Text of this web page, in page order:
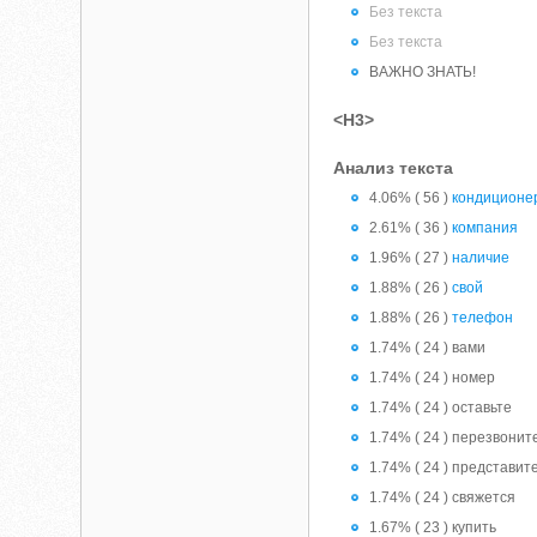
Без текста
Без текста
ВАЖНО ЗНАТЬ!
<H3>
Анализ текста
4.06% ( 56 )
2.61% ( 36 )компания
1.96% ( 27 )наличие
1.88% ( 26 )свой
1.88% ( 26 )телефон
1.74% ( 24 ) вами
1.74% ( 24 ) номер
1.74% ( 24 ) оставьте
1.74% ( 24 )
1.74% ( 24 )
1.74% ( 24 ) свяжется
1.67% ( 23 ) купить